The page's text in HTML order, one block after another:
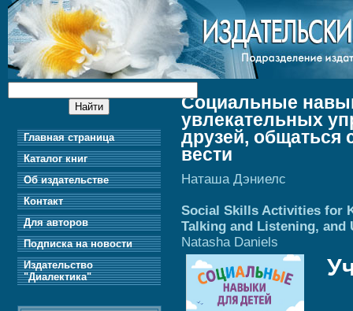
Социальные
увлекательных
друзей, общаться
вести
Наташа Дэниелс
Social Skills Activities for
Talking and Listening, and
Natasha Daniels
Главная страница
Каталог книг
Об издательстве
Контакт
Для авторов
Подписка на новости
Издательство
"Диалектика"